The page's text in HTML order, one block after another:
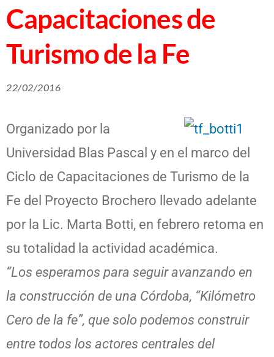
Capacitaciones de
Turismo de la Fe
22/02/2016
Organizado por la
Universidad Blas Pascal y en el marco del
Ciclo de Capacitaciones de Turismo de la
Fe del Proyecto Brochero llevado adelante
por la Lic. Marta Botti, en febrero retoma en
su totalidad la actividad académica.
“Los esperamos para seguir avanzando en
la construcción de una Córdoba, “Kilómetro
Cero de la fe”, que solo podemos construir
entre todos los actores centrales del